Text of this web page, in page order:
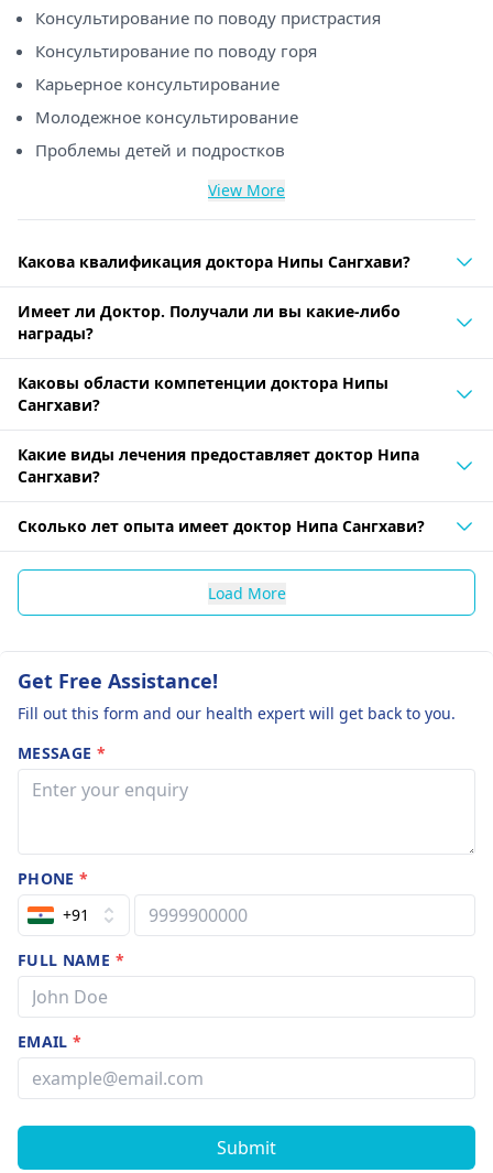
Консультирование по поводу пристрастия
Консультирование по поводу горя
Карьерное консультирование
Молодежное консультирование
Проблемы детей и подростков
View More
Какова квалификация доктора Нипы Сангхави?
Имеет ли Доктор. Получали ли вы какие-либо
награды?
Каковы области компетенции доктора Нипы
Сангхави?
Какие виды лечения предоставляет доктор Нипа
Сангхави?
Сколько лет опыта имеет доктор Нипа Сангхави?
Load More
Get Free Assistance!
Fill out this form and our health expert will get back to you.
MESSAGE *
PHONE*
+91
FULL NAME *
EMAIL*
Submit